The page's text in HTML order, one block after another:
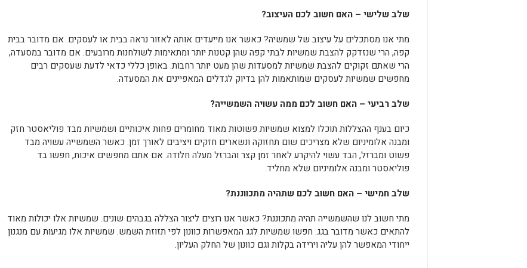
שלב שלישי – האם חשוב לכם העיצוב?
מתי אנו מסתכלים על עיצוב של שמשיה? כאשר אנו מייעדים אותה לאזור נראה בבית או לעסקים. אם מדובר בבית
קפה, הרי שנזדקק להצבת שמשיות לבתי קפה שהן קטנות יותר ומתאימות לשולחנות מרובעים. אם מדובר במסעדה,
הרי שאתם זקוקים להצבת שמשיות למסעדות שהן מעט יותר רחבות. באופן כללי כדאי לדעת שעסקים רבים
מחפשים שמשיות לעסקים שמותאמות להן בדיוק לגדלים המאפיינים את המסעדה.
שלב רביעי – האם חשוב לכם ממה עשויה השמשייה?
כיום בענף ההצללות תוכלו למצוא שמשיות פשוטות מאוד מחומרים פחות איכותיים ושמשיות מבד פוליאסטר חזק
ומבנה אלומיניום שלא מצריכים שום תחזוקה ונשארים חזקים ויציבים לאורך זמן. כאשר השמשייה עשויה מבד
פשוט ומברזל, הבד עשוי להיקרע לאחר זמן קצר והברזל מעלה חלודה. אם אתם מחפשים איכות, חפשו בד
פוליאסטר ומבנה אלומיניום שלא מחליד.
שלב חמישי – האם חשוב לכם שתהיה מתכווננת?
מתי חשוב לנו שהשמשייה תהיה מתכוננת? כאשר אנו רוצים ליצור הצללה בגבהים שונים. שמשיות אלו יכולות מאוד
להתאים כאשר מדובר בגג. חפשו שמשיות לגג המאפשרות כוונון לפי תזוזת השמש. שמשיות אלו מגיעות עם מנגנון
ייחודי המאפשר להן עליה וירידה בקלות וגם כוונון של החלק העליון.